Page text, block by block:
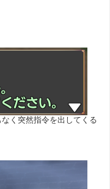
く突然指令を出してくる